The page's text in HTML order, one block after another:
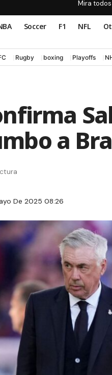
Mira
Soccer F1 NFL
Rugby boxing Playoffs
a
De 2025 08:26